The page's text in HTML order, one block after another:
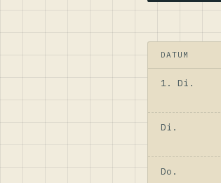
DATUM
1. Di.
Di.
Do.